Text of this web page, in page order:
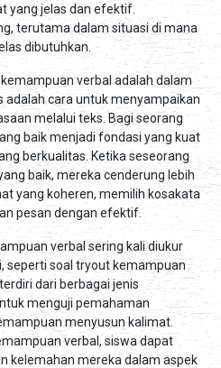
yang jelas dan efektif.
terutama dalam situasi di mana
dibutuhkan.
verbal adalah dalam
adalah cara untuk menyampaikan
melalui teks. Bagi seorang
baik menjadi fondasi yang kuat
berkualitas. Ketika seseorang
baik, mereka cenderung lebih
yang koheren, memilih kosakata
pesan dengan efektif.
verbal sering kali diukur
seperti soal tryout kemampuan
dari berbagai jenis
menguji pemahaman
menyusun kalimat.
verbal, siswa dapat
kelemahan mereka dalam aspek